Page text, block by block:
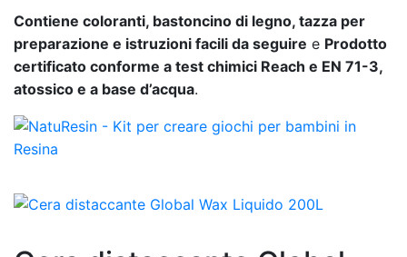
Contiene coloranti, bastoncino di legno, tazza per
preparazione e istruzioni facili da seguire e Prodotto
certificato conforme a test chimici Reach e EN 71-3,
atossico e a base d’acqua.